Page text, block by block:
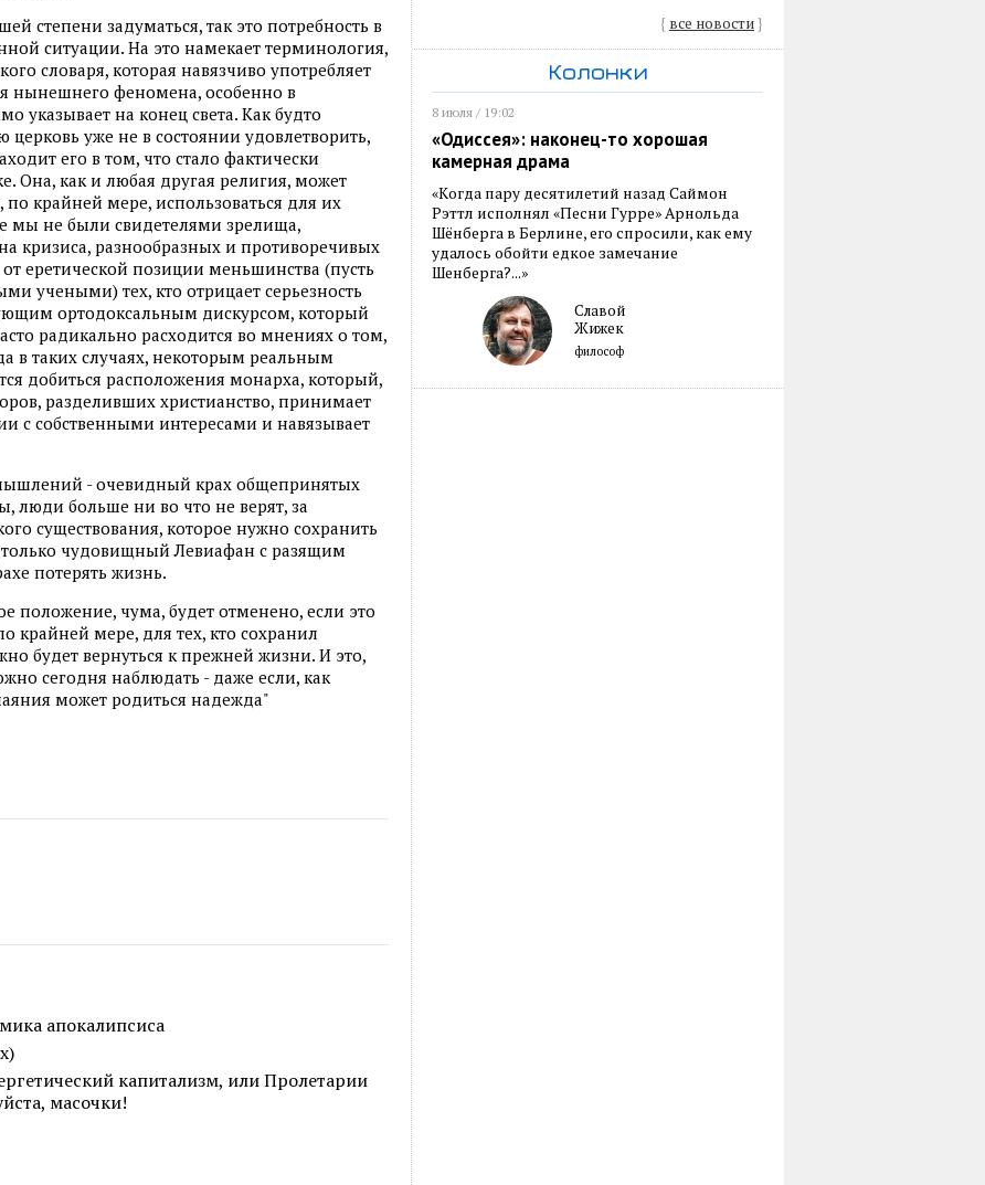
степени задуматься, так это потребность в
ситуации. На это намекает терминология,
словаря, которая навязчиво употребляет
нынешнего феномена, особенно в
указывает на конец света. Как будто
церковь уже не в состоянии удовлетворить,
его в том, что стало фактически
Она, как и любая другая религия, может
крайней мере, использоваться для их
мы не были свидетелями зрелища,
кризиса, разнообразных и противоречивых
еретической позиции меньшинства (пусть
учеными) тех, кто отрицает серьезность
ортодоксальным дискурсом, который
радикально расходится во мнениях о том,
в таких случаях, некоторым реальным
добиться расположения монарха, который,
разделивших христианство, принимает
с собственными интересами и навязывает
- очевидный крах общепринятых
люди больше ни во что не верят, за
существования, которое нужно сохранить
чудовищный Левиафан с разящим
потерять жизнь.
положение, чума, будет отменено, если это
крайней мере, для тех, кто сохранил
будет вернуться к прежней жизни. И это,
сегодня наблюдать - даже если, как
может родиться надежда"
апокалипсиса
капитализм, или Пролетарии
масочки!
{ все новости}
Колонки
8 июля / 19:02
«Одиссея»: наконец-то хорошая
камерная драма
«Когда пару десятилетий назад Саймон
Рэттл исполнял «Песни Гурре» Арнольда
Шёнберга в Берлине, его спросили, как ему
удалось обойти едкое замечание
Шенберга?...»
Славой
Жижек
философ